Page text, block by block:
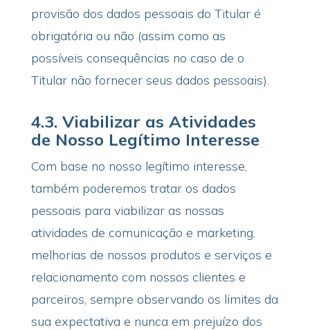
provisão dos dados pessoais do Titular é
obrigatória ou não (assim como as
possíveis consequências no caso de o
Titular não fornecer seus dados pessoais).
4.3. Viabilizar as Atividades
de Nosso Legítimo Interesse
Com base no nosso legítimo interesse,
também poderemos tratar os dados
pessoais para viabilizar as nossas
atividades de comunicação e marketing,
melhorias de nossos produtos e serviços e
relacionamento com nossos clientes e
parceiros, sempre observando os limites da
sua expectativa e nunca em prejuízo dos